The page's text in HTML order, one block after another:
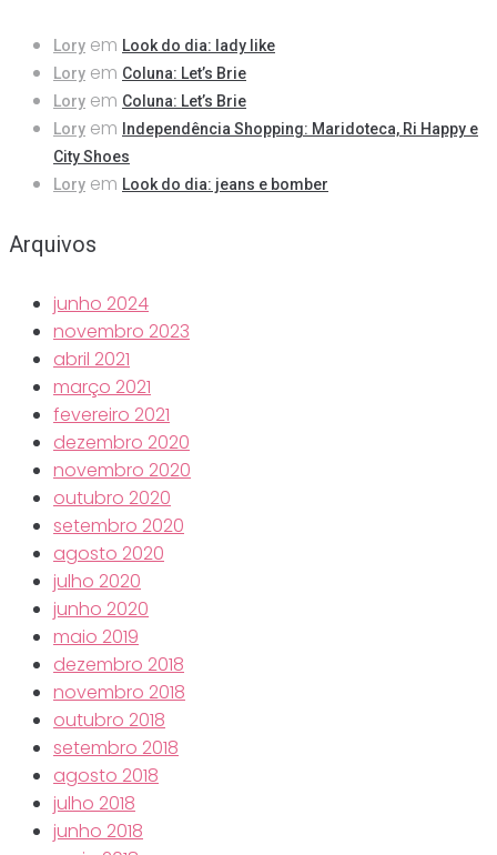
Lory em Look do dia: lady like
Lory em Coluna: Let’s Brie
Lory em Coluna: Let’s Brie
Lory em
Independência Shopping: Maridoteca, Ri Happy e
City Shoes
Lory em Look do dia: jeans e bomber
Arquivos
junho 2024
novembro 2023
abril 2021
março 2021
fevereiro 2021
dezembro 2020
novembro 2020
outubro 2020
setembro 2020
agosto 2020
julho 2020
junho 2020
maio 2019
dezembro 2018
novembro 2018
outubro 2018
setembro 2018
agosto 2018
julho 2018
junho 2018